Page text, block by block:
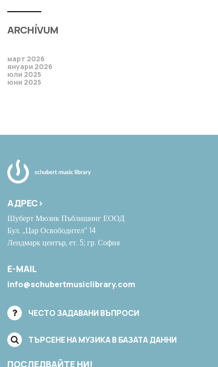
ARCHÍVUM
март 2026
януари 2026
юли 2025
юни 2025
АДРЕС>
Шуберт Мюзик Пъблишинг ЕООД
Бул. „Цар Освободител“ 14
Лендмарк център, ет. 5; гр. София
E-MAIL
info@schubertmusiclibrary.com
ЧЕСТО ЗАДАВАНИ ВЪПРОСИ
ТЪРСЕНЕ НА МУЗИКА В БАЗАТА ДАННИ
ПОСЛЕДВАЙТЕ НИ!